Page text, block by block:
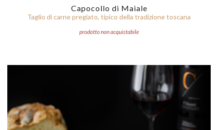
Capocollo di Maiale
Taglio di carne pregiato, tipico della tradizione toscana
prodotto non acquistabile